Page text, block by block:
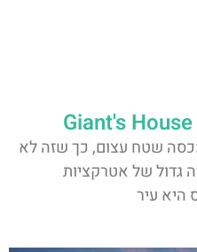
Giant's
שטח עצום, כך שזה לא
גדול של אטרקציות
היא עיר